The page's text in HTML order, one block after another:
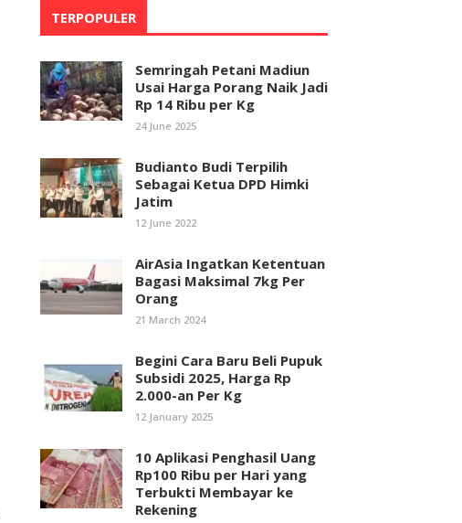
TERPOPULER
Semringah Petani Madiun
Usai Harga Porang Naik Jadi
Rp 14 Ribu per Kg
24 June 2025
Budianto Budi Terpilih
Sebagai Ketua DPD Himki
Jatim
12 June 2022
AirAsia Ingatkan Ketentuan
Bagasi Maksimal 7kg Per
Orang
21 March 2024
Begini Cara Baru Beli Pupuk
Subsidi 2025, Harga Rp
2.000-an Per Kg
12 January 2025
10 Aplikasi Penghasil Uang
Rp100 Ribu per Hari yang
Terbukti Membayar ke
Rekening